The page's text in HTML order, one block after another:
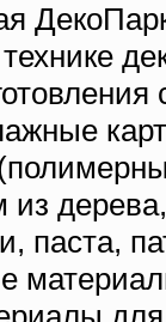
из
паста,